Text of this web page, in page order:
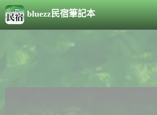
bluezz民宿筆記本